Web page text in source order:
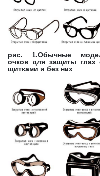
рис. 1.Обычные
очков для защиты глаз
щитками и без них